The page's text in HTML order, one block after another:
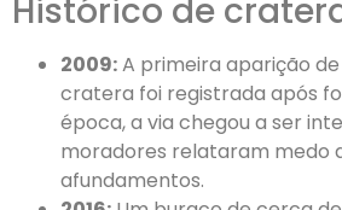
Histórico de
2009:A primeira aparição
cratera foi registrada após
época, a via chegou a ser
moradores relataram medo
afundamentos.